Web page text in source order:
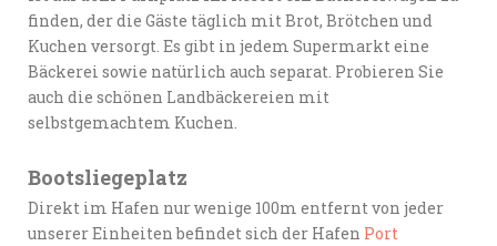
finden, der die Gäste täglich mit Brot, Brötchen und
Kuchen versorgt. Es gibt in jedem Supermarkt eine
Bäckerei sowie natürlich auch separat. Probieren Sie
auch die schönen Landbäckereien mit
selbstgemachtem Kuchen.
Bootsliegeplatz
Direkt im Hafen nur wenige 100m entfernt von jeder
unserer Einheiten befindet sich der Hafen Port